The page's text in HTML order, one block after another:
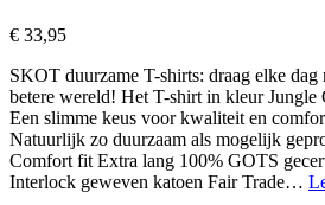
€ 33,95
SKOT duurzame T-shirts: draag elke dag
betere wereld! Het T-shirt in kleur Jungle
Een slimme keus voor kwaliteit en
Natuurlijk zo duurzaam als mogelijk
Comfort fit Extra lang 100% GOTS
Interlock geweven katoen Fair Trade…